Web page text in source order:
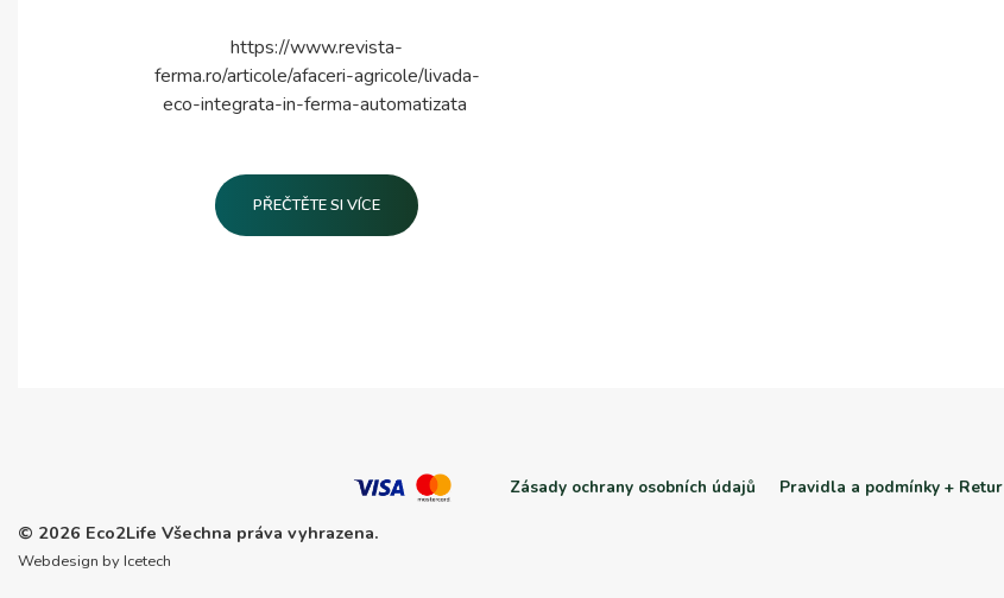
https://www.revista-
ferma.ro/articole/afaceri-agricole/livada-
eco-integrata-in-ferma-automatizata
PŘEČTĚTE SI VÍCE
Zásady ochrany osobních údajů Pravidla a podmínky + Retur
© 2026 Eco2Life Všechna práva vyhrazena.
Webdesign by Icetech